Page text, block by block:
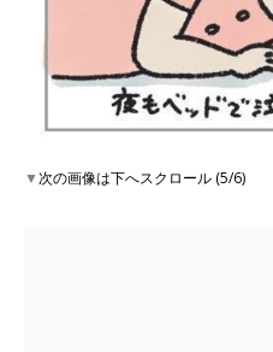
▼次の画像は下へスクロール (5/6)